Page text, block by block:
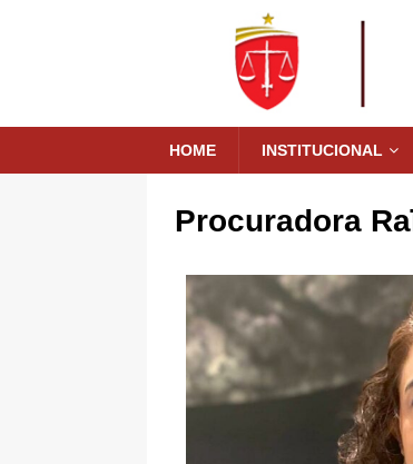
HOME INSTITUCIONAL
Procuradora